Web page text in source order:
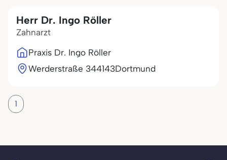
Herr Dr. Ingo Röller
Zahnarzt
Praxis Dr. Ingo Röller
Werderstraße 344143Dortmund
1